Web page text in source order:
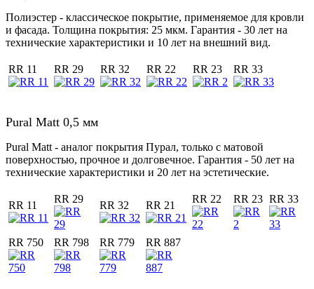
Полиэстер - классическое покрытие, применяемое для кровли
и фасада. Толщина покрытия: 25 мкм. Гарантия - 30 лет на
технические характеристики и 10 лет на внешний вид.
RR 11 RR 29 RR 32 RR 22 RR 23 RR 33
Pural Matt 0,5 мм
Pural Matt - аналог покрытия Пурал, только с матовой
поверхностью, прочное и долговечное. Гарантия - 50 лет на
технические характеристики и 20 лет на эстетические.
RR 11
RR 29
RR 32 RR 21
RR 22 RR 23 RR 33
RR 750 RR 798 RR 779 RR 887